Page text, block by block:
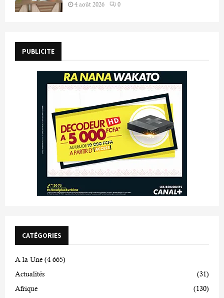
4 août 2026 0
PUBLICITE
CATÉGORIES
A la Une (4 665)
Actualités
(31)
Afrique
(130)